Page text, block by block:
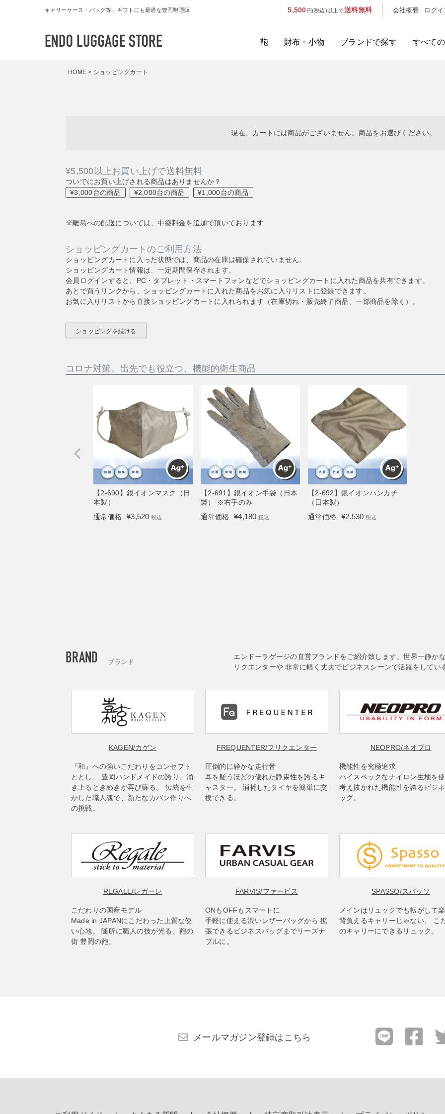
キャリーケース・バッグ等、ギフトにも最適な豊岡鞄通販 5,500円(税込)以上で送料無料 会社概要 ログ
鞄 財布・小物 ブランドで探す すべて
ブランドから探す
HOME ショッピングカート
現在、カートには商品がございません。商品をお選びください。
¥5,500以上お買い上げで送料無料
ついでにお買い上げされる商品はありませんか？
¥3,000台の商品
¥2,000台の商品 ¥1,000台の商品
※離島への配送については、中継料金を追加で頂いております
ショッピングカートのご利用方法
ショッピングカートに入った状態では、商品の在庫は確保されていません。
ショッピングカート情報は、一定期間保存されます。
会員ログインすると、PC・タブレット・スマートフォンなどでショッピングカートに入れた商品を共有できます。
あとで買うリンクから、ショッピングカートに入れた商品をお気に入りリストに登録できます。
お気に入りリストから直接ショッピングカートに入れられます（在庫切れ・販売終了商品、一部商品を除く）。
ショッピングを続ける
コロナ対策。出先でも役立つ、機能的衛生商品
【2-690】銀イオンマスク（日
本製）
通常価格
¥3,520 税込
【2-691】銀イオン手袋（日本
製） ※右手のみ
通常価格
¥4,180 税込
【2-692】銀イオンハンカチ
（日本製）
通常価格
¥2,530 税込
BRAND ブランド
エンドーラゲージの直営ブランドをご紹介致します。世界一静か
リクエンターや 非常に軽く丈夫でビジネスシーンで活躍をして
KAGEN/カゲン
『和』への強いこだわりをコンセプト
ととし、 豊岡ハンドメイドの誇り、涌
き上るときめきが再び蘇る。 伝統を生
かした職人魂で、新たなカバン作りへ
の挑戦。
FREQUENTER/フリクエンター
圧倒的に静かな走行音
耳を疑うほどの優れた静粛性を誇るキ
ャスター。 消耗したタイヤを簡単に交
換できる。
NEOPRO/ネオプロ
機能性を究極追求
ハイスペックなナイロン生地を
考え抜かれた機能性を誇るビジ
ッグ。
REGALE/レガーレ
こだわりの国産モデル
Made in JAPANにこだわった上質な使
い心地。 随所に職人の技が光る、鞄の
街 豊岡の鞄。
FARVIS/ファービス
ONもOFFもスマートに
手軽に使える渋いレザーバッグから 拡
張できるビジネスバッグまでリーズナ
ブルに。
SPASSO/スパッソ
メインはリュックでも転がして
背負えるキャリーじゃない、 こ
のキャリーにできるリュック。
メールマガジン登録はこちら